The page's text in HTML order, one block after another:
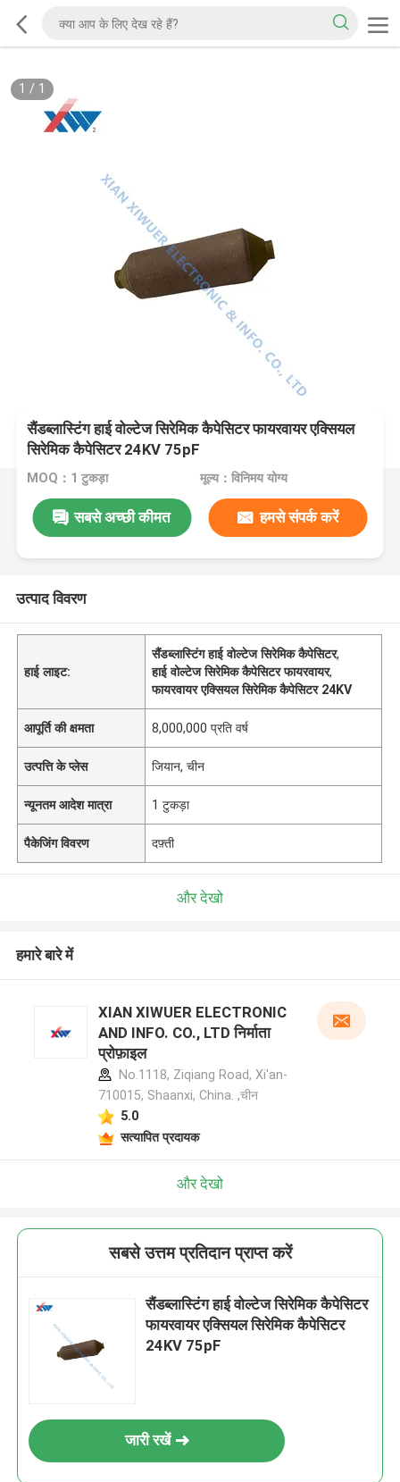
1 / 1
सैंडब्लास्टिंग हाई वोल्टेज सिरेमिक कैपेसिटर फायरवायर एक्सियल
सिरेमिक कैपेसिटर 24KV 75pF
MOQ：1 टुकड़ा मूल्य：विनिमय योग्य
सबसे अच्छी कीमत हमसे संपर्क करें
उत्पाद विवरण
हाई लाइट:
सैंडब्लास्टिंग हाई वोल्टेज सिरेमिक कैपेसिटर,
हाई वोल्टेज सिरेमिक कैपेसिटर फायरवायर,
फायरवायर एक्सियल सिरेमिक कैपेसिटर 24KV
आपूर्ति की क्षमता 8,000,000 प्रति वर्ष
उत्पत्ति के प्लेस जियान, चीन
न्यूनतम आदेश मात्रा 1 टुकड़ा
पैकेजिंग विवरण दफ़्ती
और देखो
हमारे बारे में
XIAN XIWUER ELECTRONIC
AND INFO. CO., LTD निर्माता
प्रोफ़ाइल
No.1118, Ziqiang Road, Xi'an-
710015, Shaanxi, China. ,चीन
5.0
सत्यापित प्रदायक
और देखो
सबसे उत्तम प्रतिदान प्राप्त करें
सैंडब्लास्टिंग हाई वोल्टेज सिरेमिक कैपेसिटर
फायरवायर एक्सियल सिरेमिक कैपेसिटर
24KV 75pF
जारी रखें